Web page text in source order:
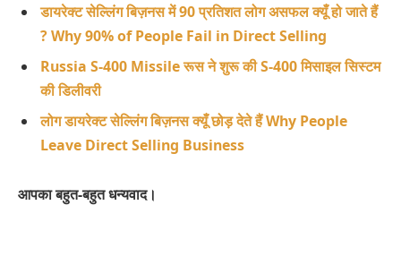
डायरेक्ट सेल्लिंग बिज़नस में 90 प्रतिशत लोग असफल क्यूँ हो जाते हैं
? Why 90% of People Fail in Direct Selling
Russia S-400 Missile रूस ने शुरू की S-400 मिसाइल सिस्टम
की डिलीवरी
लोग डायरेक्ट सेल्लिंग बिज़नस क्यूँ छोड़ देते हैं Why People
Leave Direct Selling Business
आपका बहुत-बहुत धन्यवाद।